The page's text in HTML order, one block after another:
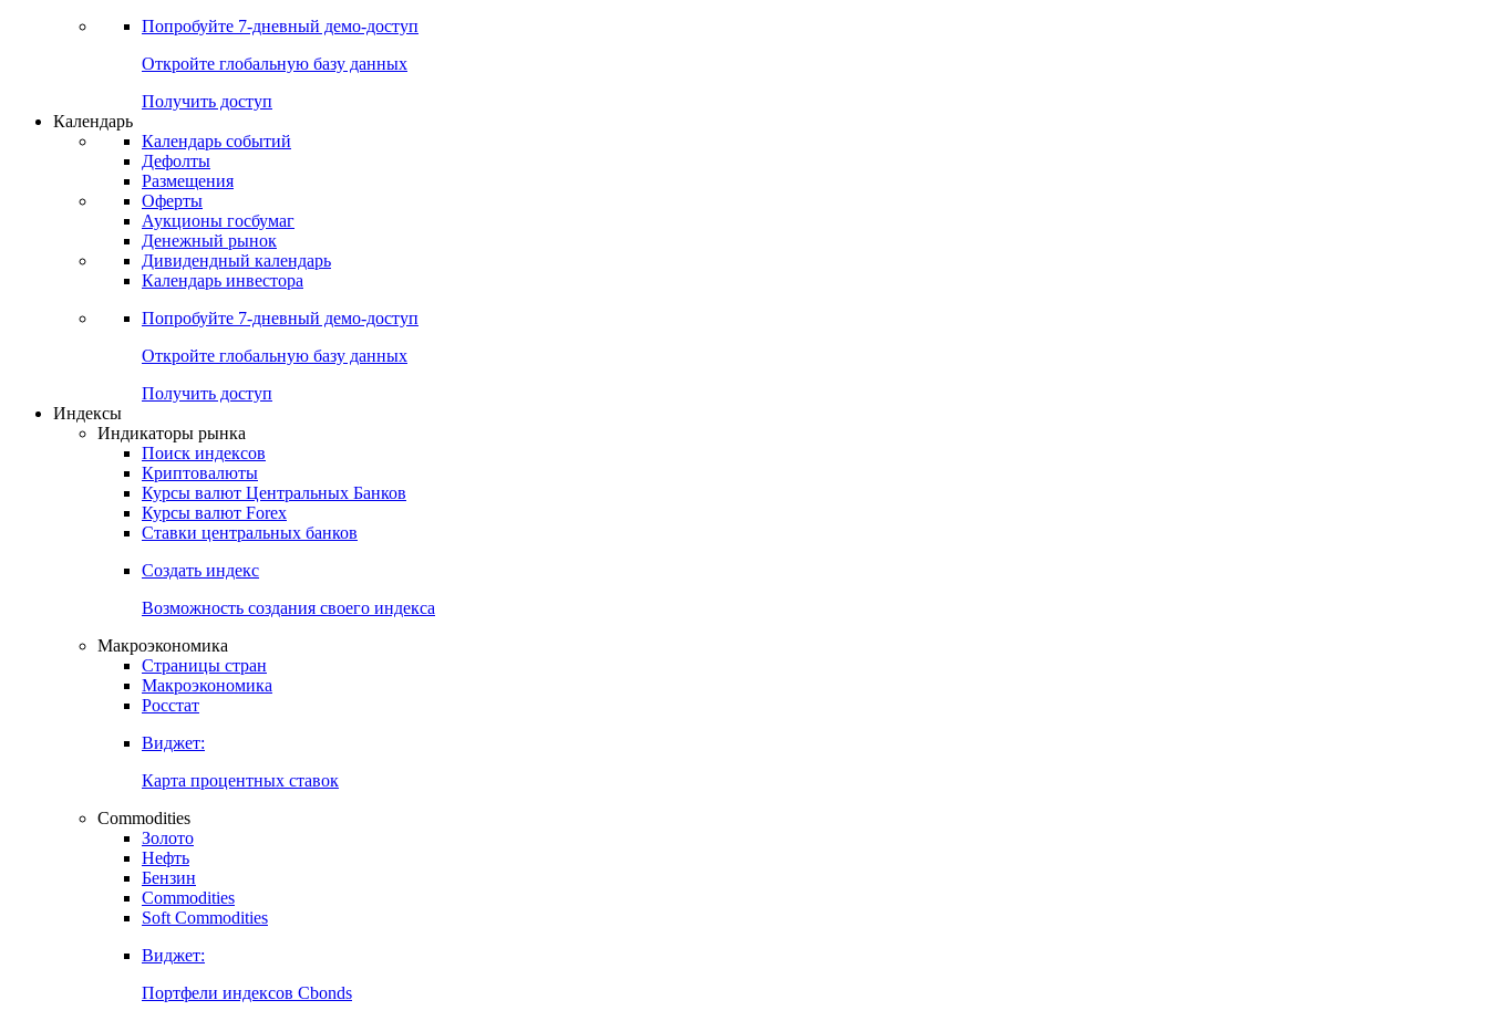
Попробуйте 7-дневный демо-доступ
Откройте глобальную базу данных
Получить доступ
Календарь
Календарь событий
Дефолты
Размещения
Оферты
Аукционы госбумаг
Денежный рынок
Дивидендный календарь
Календарь инвестора
Попробуйте 7-дневный демо-доступ
Откройте глобальную базу данных
Получить доступ
Индексы
Индикаторы рынка
Поиск индексов
Криптовалюты
Курсы валют Центральных Банков
Курсы валют Forex
Ставки центральных банков
Создать индекс
Возможность создания своего индекса
Макроэкономика
Страницы стран
Макроэкономика
Росстат
Виджет:
Карта процентных ставок
Commodities
Золото
Нефть
Бензин
Commodities
Soft Commodities
Виджет:
Портфели индексов Cbonds